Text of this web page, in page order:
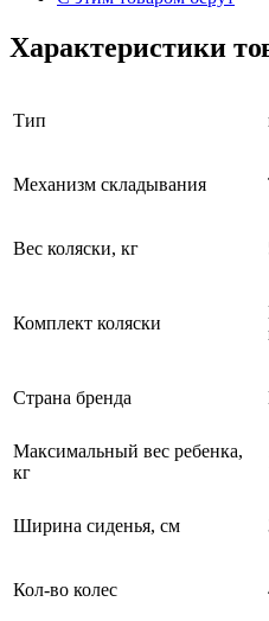
Характеристики
Тип
Механизм складывания
Вес коляски, кг
Комплект коляски
Страна бренда
Максимальный вес ребенка,
кг
Ширина сиденья, см
Кол-во колес